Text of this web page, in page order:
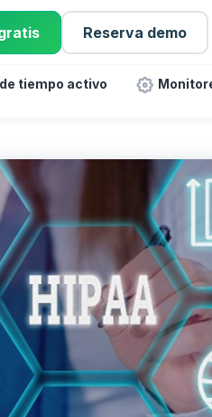
Reserva demo
tiempo activo